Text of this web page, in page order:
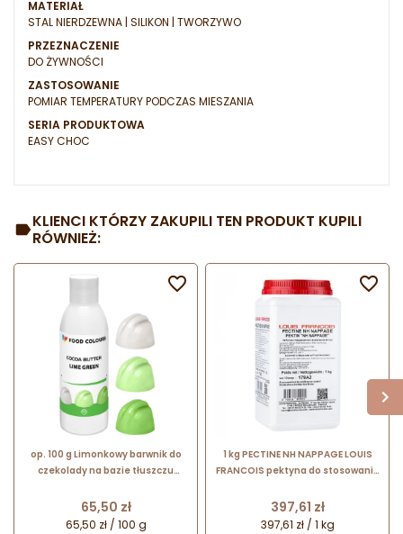
MATERIAŁ
STAL NIERDZEWNA | SILIKON | TWORZYWO
PRZEZNACZENIE
DO ŻYWNOŚCI
ZASTOSOWANIE
POMIAR TEMPERATURY PODCZAS MIESZANIA
SERIA PRODUKTOWA
EASY CHOC
KLIENCI KTÓRZY ZAKUPILI TEN PRODUKT KUPILI
RÓWNIEŻ:
op. 100 g Limonkowy barwnik do
czekolady na bazie tłuszczu
Colours
Cena
65,50 zł
65,50 zł / 100 g

1 kg PECTINE NH NAPPAGE LOUIS
FRANCOIS pektyna do stosowania
owoców
Cena
397,61 zł
397,61 zł / 1 kg
